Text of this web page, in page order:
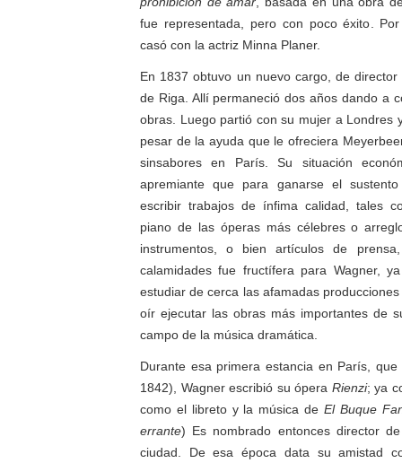
fue representada, pero con poco éxito.
casó con la actriz Minna Planer.
En 1837 obtuvo un nuevo cargo, de
de Riga. Allí permaneció dos años dando a
obras. Luego partió con su mujer a Londres
pesar de la ayuda que le ofreciera
sinsabores en París. Su situación
apremiante que para ganarse el
escribir trabajos de ínfima calidad, tales
piano de las óperas más célebres o
instrumentos, o bien artículos de
calamidades fue fructífera para Wagner,
estudiar de cerca las afamadas
oír ejecutar las obras más importantes de
campo de la música dramática.
Durante esa primera estancia en París,
1842), Wagner escribió su ópera Rienzi; ya
como el libreto y la música de El Buque
errante) Es nombrado entonces director
ciudad. De esa época data su amistad